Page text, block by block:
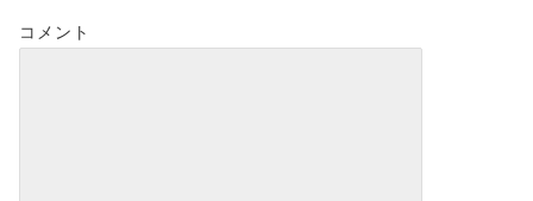
コメント